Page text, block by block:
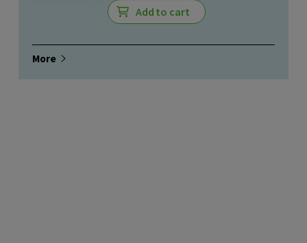
Add to cart
More